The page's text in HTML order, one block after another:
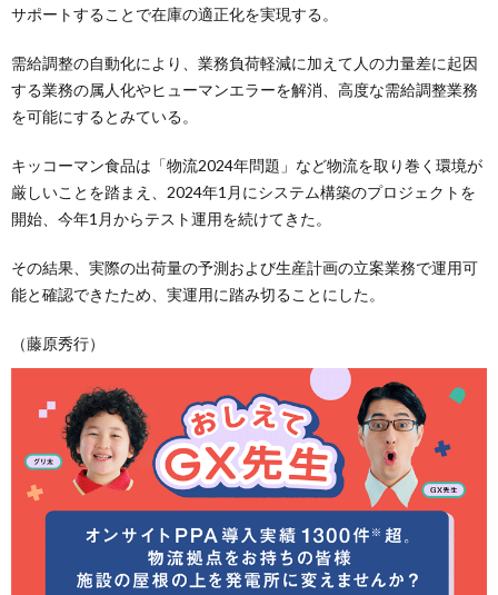
サポートすることで在庫の適正化を実現する。
需給調整の自動化により、業務負荷軽減に加えて人の力量差に起因
する業務の属人化やヒューマンエラーを解消、高度な需給調整業務
を可能にするとみている。
キッコーマン食品は「物流2024年問題」など物流を取り巻く環境が
厳しいことを踏まえ、2024年1月にシステム構築のプロジェクトを
開始、今年1月からテスト運用を続けてきた。
その結果、実際の出荷量の予測および生産計画の立案業務で運用可
能と確認できたため、実運用に踏み切ることにした。
（藤原秀行）